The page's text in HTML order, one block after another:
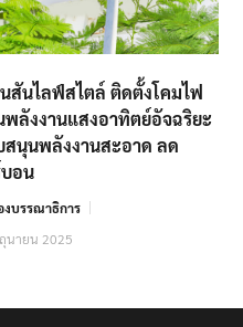
สันไลฟ์สไตล์ ติดตั้งโคมไฟ
ลังงานแสงอาทิตย์อัจฉริยะ
นุนพลังงานสะอาด ลด
อน
งบรรณาธิการ
นายน 2025